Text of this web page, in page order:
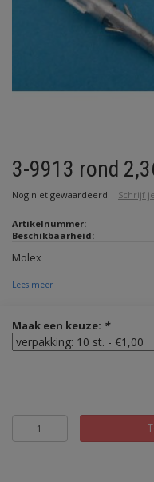
3-9913 rond
Nog niet gewaardeerd | Schrijf
Artikelnummer:
Beschikbaarheid:
Molex
Lees meer
Maak een keuze: *